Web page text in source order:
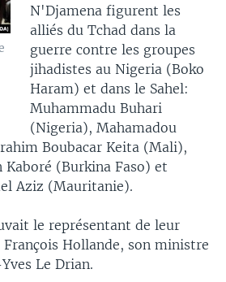
N'Djamena figurent les
alliés du Tchad dans la
guerre contre les groupes
jihadistes au Nigeria (Boko
Haram) et dans le Sahel:
Muhammadu Buhari
(Nigeria), Mahamadou
Boubacar Keita (Mali),
Kaboré (Burkina Faso) et
Aziz (Mauritanie).
le représentant de leur
Hollande, son ministre
Le Drian.